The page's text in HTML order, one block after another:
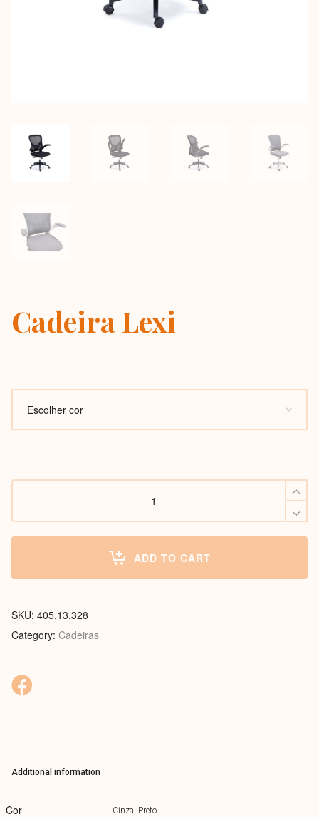
Cadeira Lexi
Cadeira
ADD TO CART
SKU: 405.13.328
Category: Cadeiras
Additional information
Cor Cinza, Preto